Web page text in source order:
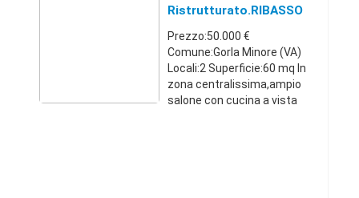
Ristrutturato.RIBASSO
Trattabile - Lombardia
Prezzo:50.000 €
Comune:Gorla Minore (VA)
Locali:2 Superficie:60 mq In
zona centralissima,ampio
salone con cucina a vista